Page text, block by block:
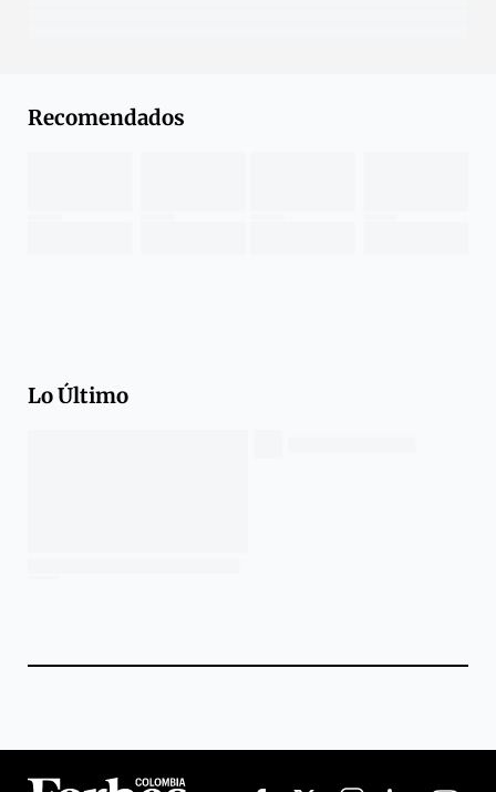
Recomendados
Lo Último